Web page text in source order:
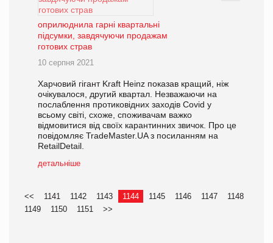
оприлюднила гарні квартальні
підсумки, завдячуючи продажам
готових страв
10 серпня 2021
Харчовий гігант Kraft Heinz показав кращий, ніж
очікувалося, другий квартал. Незважаючи на
послаблення протиковідних заходів Covid у
всьому світі, схоже, споживачам важко
відмовитися від своїх карантинних звичок. Про це
повідомляє TradeMaster.UA з посиланням на
RetailDetail.
детальніше
<< 1141 1142 1143 1144 1145 1146 1147
1148
1149
1150 1151 >>